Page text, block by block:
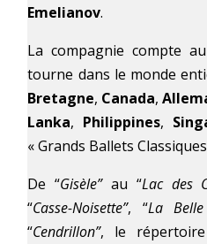
Emelianov.
La compagnie compte
tourne dans le monde
Bretagne, Canada,
Lanka, Philippines,
« Grands Ballets
De “Gisèle”au “Lac des
“Casse-Noisette”, “La
“Cendrillon”, le